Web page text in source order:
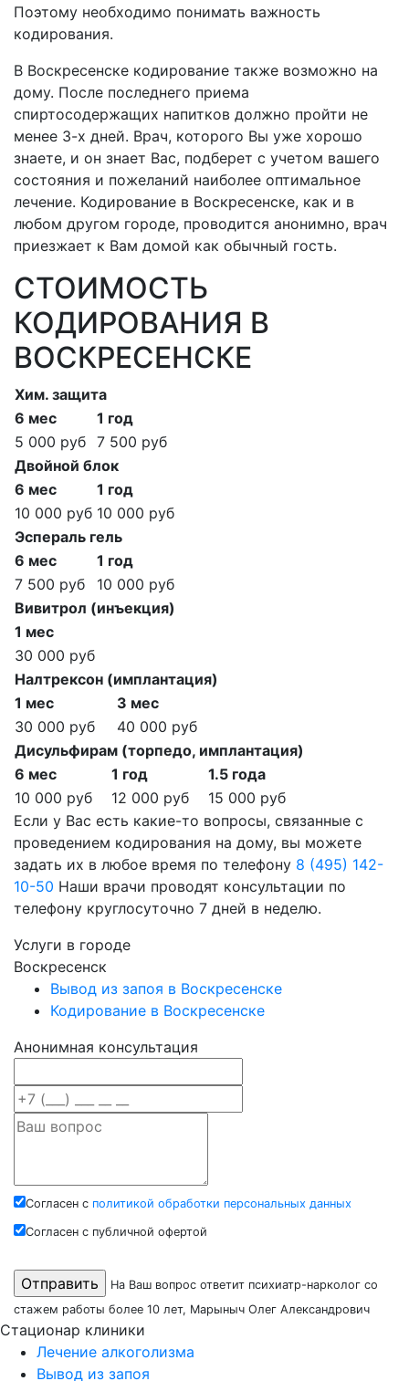
Поэтому необходимо понимать важность
кодирования.
В Воскресенске кодирование также возможно на
дому. После последнего приема
спиртосодержащих напитков должно пройти не
менее 3-х дней. Врач, которого Вы уже хорошо
знаете, и он знает Вас, подберет с учетом вашего
состояния и пожеланий наиболее оптимальное
лечение. Кодирование в Воскресенске, как и в
любом другом городе, проводится анонимно, врач
приезжает к Вам домой как обычный гость.
СТОИМОСТЬ
КОДИРОВАНИЯ В
ВОСКРЕСЕНСКЕ
Хим. защита
6 мес
1 год
5 000 руб 7 500 руб
Двойной блок
6 мес
1 год
10 000 руб 10 000 руб
Эспераль гель
6 мес
1 год
7 500 руб
10 000 руб
Вивитрол (инъекция)
1 мес
30 000 руб
Налтрексон (имплантация)
1 мес
3 мес
30 000 руб
40 000 руб
Дисульфирам (торпедо, имплантация)
6 мес
1 год
1.5 года
10 000 руб
12 000 руб
15 000 руб
Если у Вас есть какие-то вопросы, связанные с
проведением кодирования на дому, вы можете
задать их в любое время по телефону 8 (495) 142-
10-50 Наши врачи проводят консультации по
телефону круглосуточно 7 дней в неделю.
Услуги в городе
Воскресенск
Вывод из запоя в Воскресенске
Кодирование в Воскресенске
Анонимная консультация
Согласен с политикой обработки персональных данных
Согласен с публичной офертой
На Ваш вопрос ответит психиатр-нарколог со
стажем работы более 10 лет, Марыныч Олег Александрович
Стационар клиники
Лечение алкоголизма
Вывод из запоя